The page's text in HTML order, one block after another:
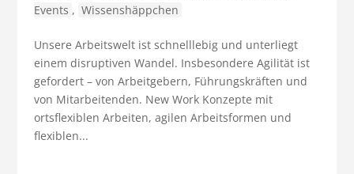
Events , Wissenshäppchen
Unsere Arbeitswelt ist schnelllebig und unterliegt
einem disruptiven Wandel. Insbesondere Agilität ist
gefordert – von Arbeitgebern, Führungskräften und
von Mitarbeitenden. New Work Konzepte mit
ortsflexiblen Arbeiten, agilen Arbeitsformen und
flexiblen...